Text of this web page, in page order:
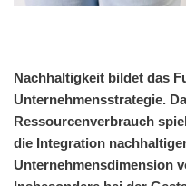
Nachhaltigkeit bildet das
Unternehmensstrategie.
Ressourcenverbrauch
die Integration
Unternehmensdimension